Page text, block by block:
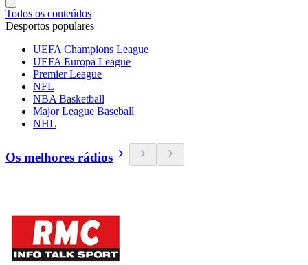
Todos os conteúdos
Desportos populares
UEFA Champions League
UEFA Europa League
Premier League
NFL
NBA Basketball
Major League Baseball
NHL
Os melhores rádios